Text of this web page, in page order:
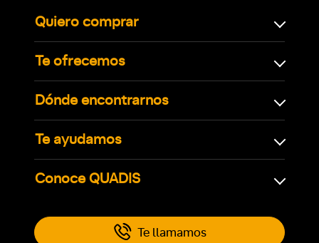
Quiero comprar
Te ofrecemos
Dónde encontrarnos
Te ayudamos
Conoce QUADIS
Te llamamos